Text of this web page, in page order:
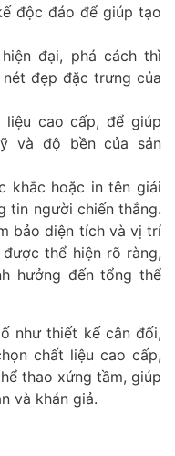
độc đáo để giúp tạo
đại, phá cách thì
đẹp đặc trưng của
liệu cao cấp, để giúp
và độ bền của sản
khắc hoặc in tên giải
tin người chiến thắng.
bảo diện tích và vị trí
thể hiện rõ ràng,
hưởng đến tổng thể
như thiết kế cân đối,
chất liệu cao cấp,
thao xứng tầm, giúp
và khán giả.